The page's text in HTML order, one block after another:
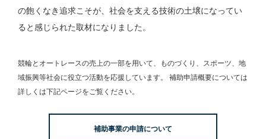
の飽くなき追求こそが、社会を支える技術の土壌になってい
ると感じられた取材になりました。
競輪とオートレースの売上の一部を用いて、
ものづくり、スポーツ、地
域振興等社会に役立つ活動を応援しています。
補助申請概要については
詳しくは下記ページをご覧ください。
補助事業の申請について